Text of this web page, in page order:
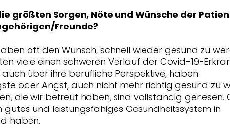
größten Sorgen, Nöte und Wünsche der
Freunde?
oft den Wunsch, schnell wieder gesund zu
viele einen schweren Verlauf der Covid-19-
auch über ihre berufliche Perspektive, haben
oder Angst, auch nicht mehr richtig gesund zu
die wir betreut haben, sind vollständig genesen.
gutes und leistungsfähiges Gesundheitssystem in
haben.